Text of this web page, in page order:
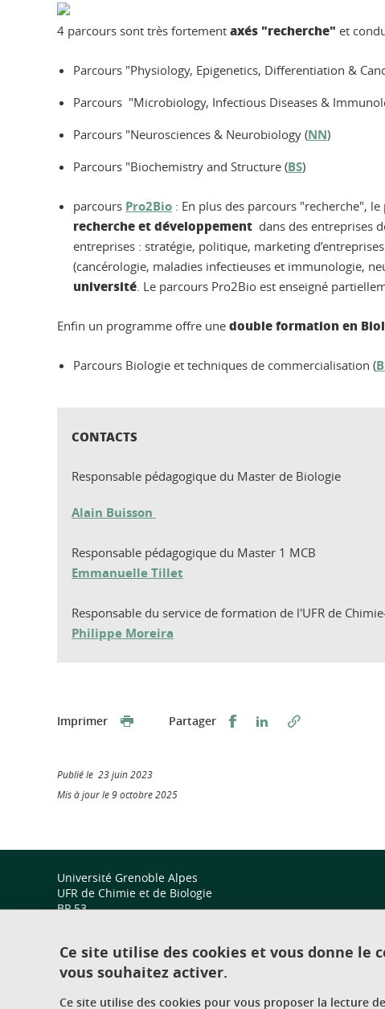
4 parcours sont très fortement axés "recherche" et
Parcours "Physiology, Epigenetics, Differentiation &
Parcours "Microbiology, Infectious Diseases &
Parcours "Neurosciences & Neurobiology (NN)
Parcours "Biochemistry and Structure (BS)
parcours Pro2Bio : En plus des parcours "recherche", le
recherche et développement dans des entreprises
entreprises : stratégie, politique, marketing
(cancérologie, maladies infectieuses et immunologie,
université . Le parcours Pro2Bio est enseigné
Enfin un programme offre une double formation en
Parcours Biologie et techniques de commercialisation (
CONTACTS
Responsable pédagogique du Master de Biologie
Alain Buisson
Responsable pédagogique du Master 1 MCB
Emmanuelle Tillet
Responsable du service de formation de l'UFR de
Philippe Moreira
Imprimer Partager Partager sur Facebook
Partager sur
Publié le 23 juin 2023
Mis à jour le 9 octobre 2025
Université Grenoble Alpes
UFR de Chimie et de Biologie
BP 53
Ce site utilise des cookies et vous donne le
vous souhaitez activer.
Ce site utilise des cookies pour vous proposer la lecture